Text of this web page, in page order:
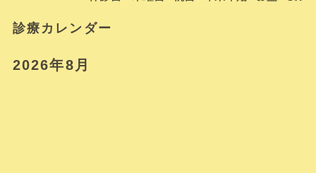
診療カレンダー
2026年8月